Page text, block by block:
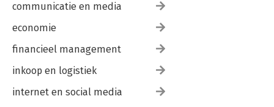
communicatie en media
economie
financieel management
inkoop en logistiek
internet en social media